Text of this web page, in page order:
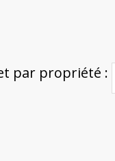
par propriété :